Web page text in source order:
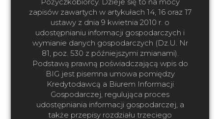
zapisów zawartych w artykułach 14, 16 oraz 17
ustawy z dnia 9 kwietnia 2010 r. o
udostępnianiu informacji gospodarczych i
wymianie danych gospodarczych (Dz.U. Nr
81, poz. 530 z późniejszymi zmianami).
Podstawą prawną poświadczającą wpis do
BIG jest pisemna umowa pomiędzy
Kredytodawcą a Biurem Informacji
Gospodarczej, regulująca proces
udostępniania informacji gospodarczej, a
także przepisy rozdziału trzeciego